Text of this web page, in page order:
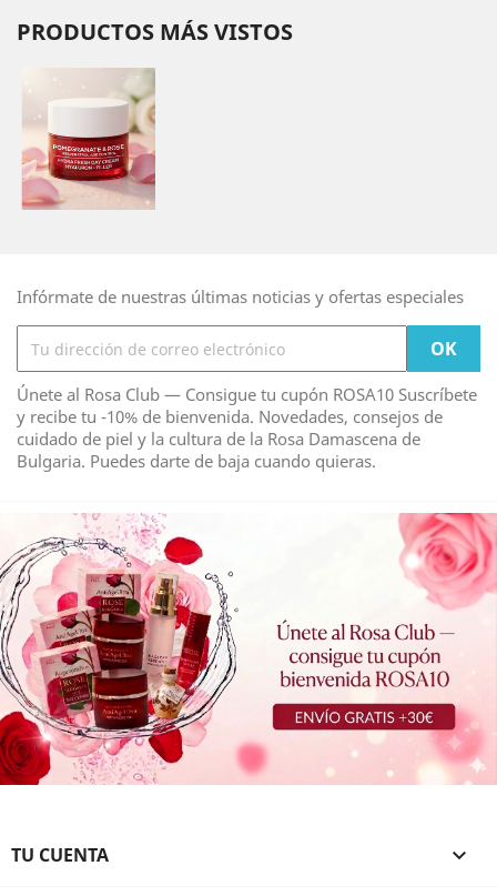
PRODUCTOS MÁS VISTOS
Infórmate de nuestras últimas noticias y ofertas especiales
Únete al Rosa Club — Consigue tu cupón ROSA10 Suscríbete
y recibe tu -10% de bienvenida. Novedades, consejos de
cuidado de piel y la cultura de la Rosa Damascena de
Bulgaria. Puedes darte de baja cuando quieras.
TU CUENTA 